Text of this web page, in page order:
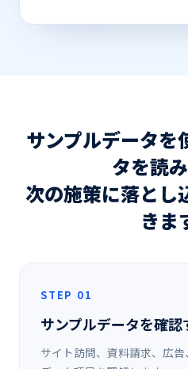
サンプルデータを
タを読み
次の施策に落とし
きま
STEP 01
サンプルデータを確認
サイト訪問、資料請求、広